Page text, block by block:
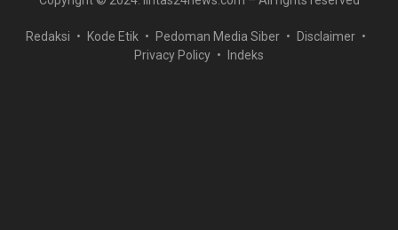
Redaksi Kode Etik Pedoman Media Siber
Disclaimer
Privacy Policy
Indeks